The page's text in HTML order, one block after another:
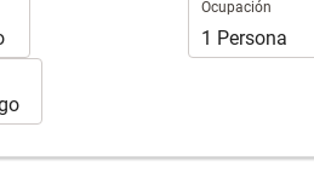
Ocupación
1 Persona